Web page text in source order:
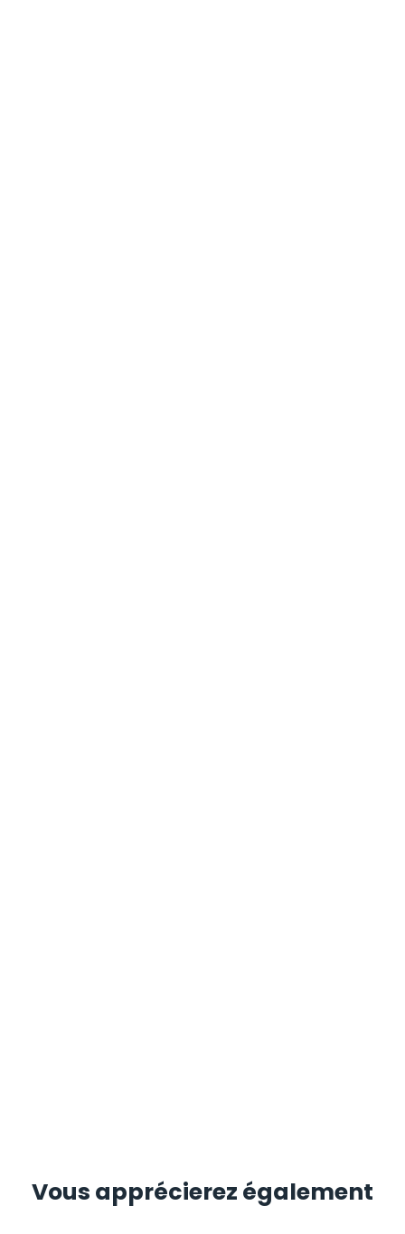
Vous apprécierez également